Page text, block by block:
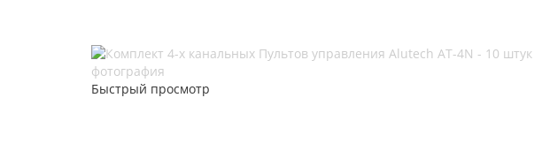
Быстрый просмотр